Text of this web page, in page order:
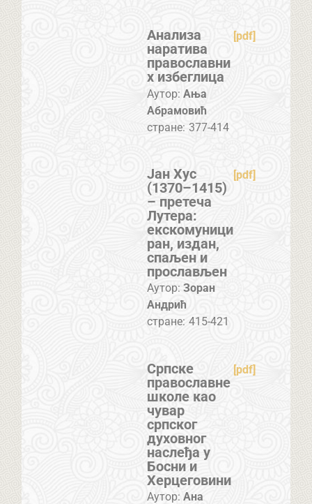
Анализа
наратива
православни
х избеглица
[pdf]
Аутор: Ања
Абрамовић
стране: 377-414
Јан Хус
(1370–1415)
– претеча
Лутера:
екскомуници
ран, издан,
спаљен и
прослављен
[pdf]
Аутор: Зоран
Андрић
стране: 415-421
Српске
православне
школе као
чувар
српског
духовног
наслеђа у
Босни и
Херцеговини
[pdf]
Аутор: Ана